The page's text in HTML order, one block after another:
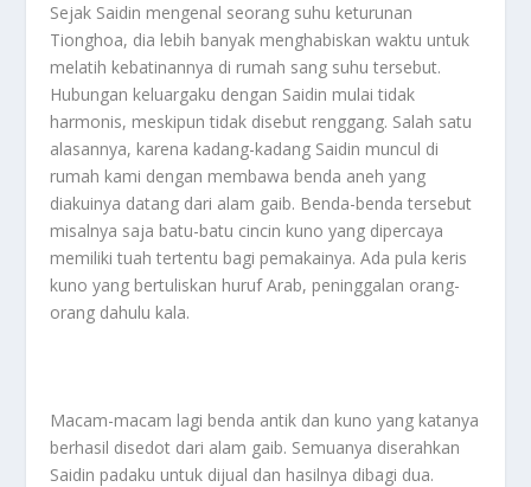
Sejak Saidin mengenal seorang suhu keturunan
Tionghoa, dia lebih banyak menghabiskan waktu untuk
melatih kebatinannya di rumah sang suhu tersebut.
Hubungan keluargaku dengan Saidin mulai tidak
harmonis, meskipun tidak disebut renggang. Salah satu
alasannya, karena kadang-kadang Saidin muncul di
rumah kami dengan membawa benda aneh yang
diakuinya datang dari alam gaib. Benda-benda tersebut
misalnya saja batu-batu cincin kuno yang dipercaya
memiliki tuah tertentu bagi pemakainya. Ada pula keris
kuno yang bertuliskan huruf Arab, peninggalan orang-
orang dahulu kala.
Macam-macam lagi benda antik dan kuno yang katanya
berhasil disedot dari alam gaib. Semuanya diserahkan
Saidin padaku untuk dijual dan hasilnya dibagi dua.